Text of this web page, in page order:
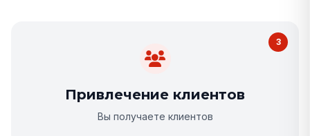
3
Привлечение клиентов
Вы получаете клиентов